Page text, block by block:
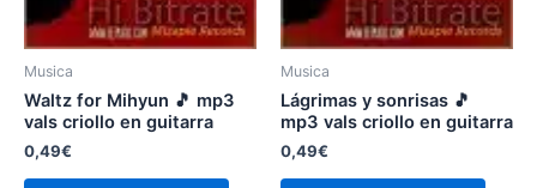
Musica
Waltz for Mihyun 🎵 mp3
vals criollo en guitarra
0,49€
Musica
Lágrimas y sonrisas 🎵
mp3 vals criollo en guitarra
0,49€